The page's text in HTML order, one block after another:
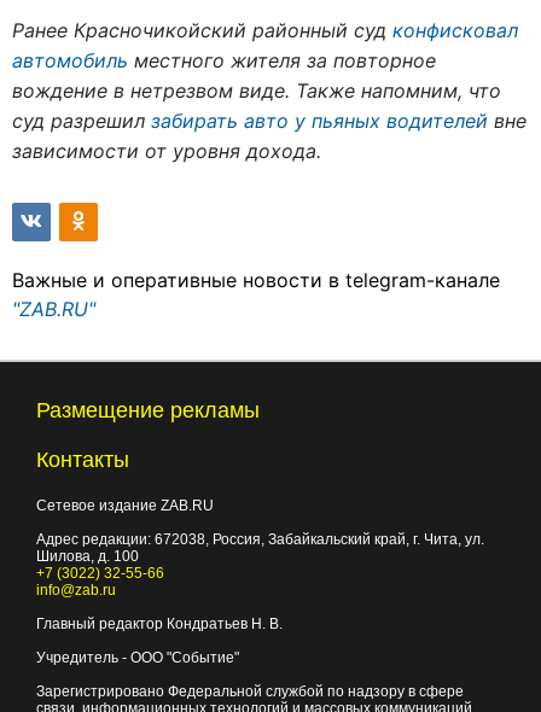
Ранее Красночикойский районный суд конфисковал
автомобиль местного жителя за повторное
вождение в нетрезвом виде. Также напомним, что
суд разрешил забирать авто у пьяных водителей вне
зависимости от уровня дохода.
Важные и оперативные новости в telegram-канале
"ZAB.RU"
Размещение рекламы
Контакты
Сетевое издание ZAB.RU
Адрес редакции: 672038 , Россия, Забайкальский край, г. Чита ул.
Шилова, д. 100
+7 (3022) 32-55-66
info@zab.ru
Главный редактор Кондратьев Н. В.
Учредитель - ООО "Событие"
Зарегистрировано Федеральной службой по надзору в сфере
связи, информационных технологий и массовых коммуникаций.